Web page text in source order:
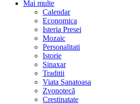
Mai multe
Calendar
Economica
Isteria Presei
Mozaic
Personalitati
Istorie
Sinaxar
Traditii
Viata Sanatoasa
Zvonotecă
Crestinatate